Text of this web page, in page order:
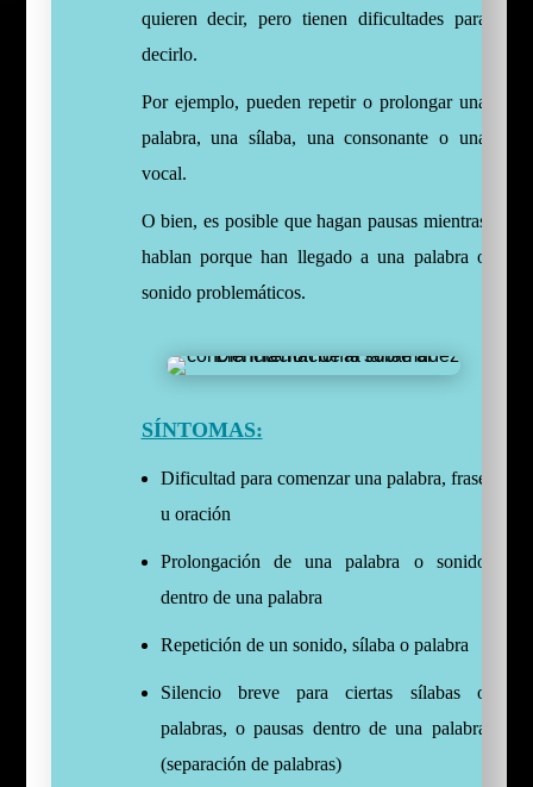
quieren decir, pero tienen dificultades para
decirlo.
Por ejemplo, pueden repetir o prolongar una
palabra, una sílaba, una consonante o una
vocal.
O bien, es posible que hagan pausas mientras
hablan porque han llegado a una palabra o
sonido problemáticos.
SÍNTOMAS:
Dificultad para comenzar una palabra, frase
u oración
Prolongación de una palabra o sonido
dentro de una palabra
Repetición de un sonido, sílaba o palabra
Silencio breve para ciertas sílabas o
palabras, o pausas dentro de una palabra
(separación de palabras)